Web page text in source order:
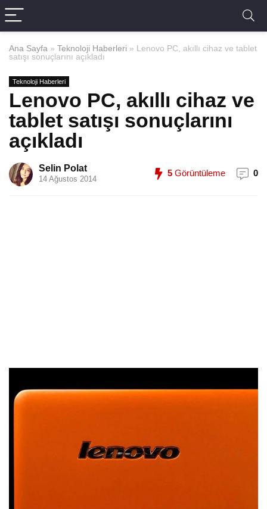
Ana Sayfa » Teknoloji Haberleri » Lenovo PC, akıllı cihaz ve tablet
satışı sonuçlarını açıkladı
Teknoloji Haberleri
Lenovo PC, akıllı cihaz ve
tablet satışı sonuçlarını
açıkladı
Selin Polat
14 Ağustos 2014
5 Görüntüleme 0